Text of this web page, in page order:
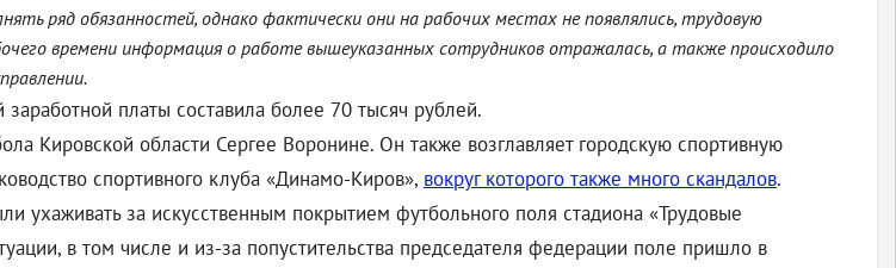
ряд обязанностей, однако фактически они на рабочих местах не появлялись, трудовую
времени информация о работе вышеуказанных сотрудников отражалась, а также происходило
платы составила более 70 тысяч рублей.
Кировской области Сергее Воронине. Он также возглавляет городскую спортивную
спортивного клуба «Динамо-Киров», вокруг которого также много скандалов.
за искусственным покрытием футбольного поля стадиона «Трудовые
в том числе и из-за попустительства председателя федерации поле пришло в